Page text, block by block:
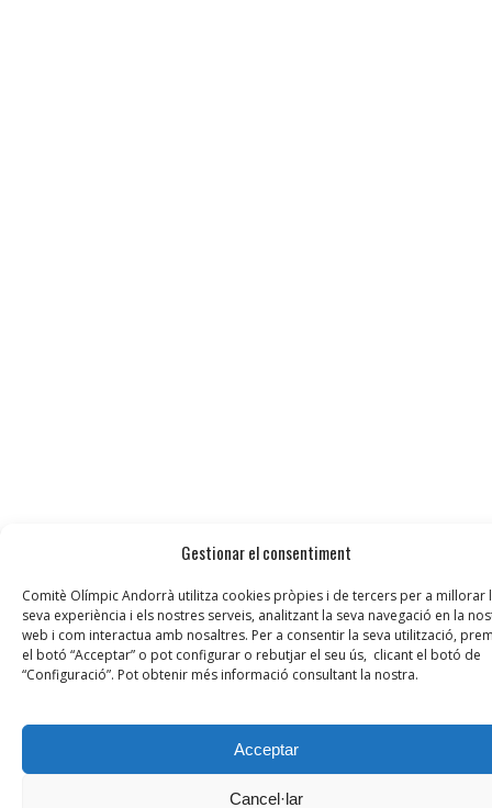
Gestionar el consentiment
Comitè Olímpic Andorrà utilitza cookies pròpies i de tercers per a millorar
seva experiència i els nostres serveis, analitzant la seva navegació en la
web i com interactua amb nosaltres. Per a consentir la seva utilització,
el botó “Acceptar” o pot configurar o rebutjar el seu ús, clicant el botó de
“Configuració”. Pot obtenir més informació consultant la nostra.
Acceptar
Cancel·lar